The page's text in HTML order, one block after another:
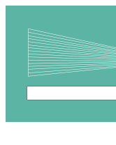
contenu
Rechercher